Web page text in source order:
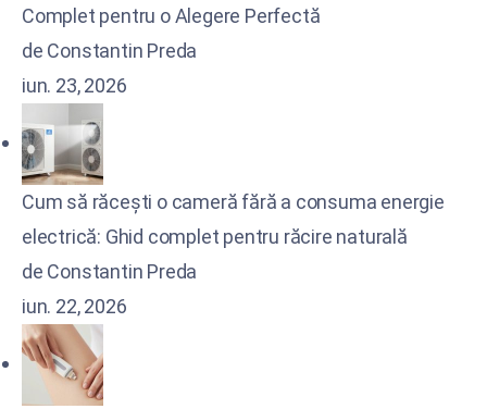
Complet pentru o Alegere Perfectă
de Constantin Preda
iun. 23, 2026
Cum să răcești o cameră fără a consuma energie
electrică: Ghid complet pentru răcire naturală
de Constantin Preda
iun. 22, 2026